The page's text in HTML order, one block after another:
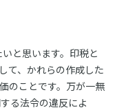
と思います。印税と
て、かれらの作成した
のことです。万が一無
る法令の違反によ